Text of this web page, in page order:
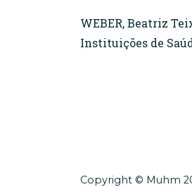
WEBER, Beatriz
Instituições de
Copyright © Muhm